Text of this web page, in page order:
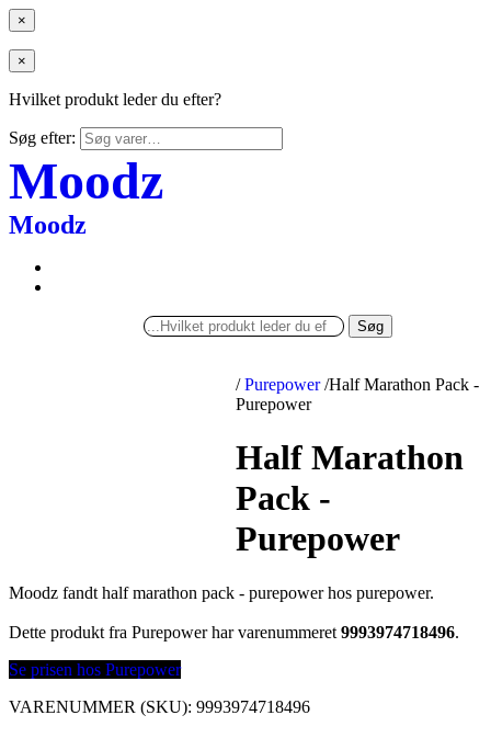
×
×
Hvilket produkt leder du efter?
Søg efter:
Moodz
Moodz
Søg
/ Purepower /Half Marathon Pack -
Purepower
Half Marathon
Pack -
Purepower
Moodz fandt half marathon pack - purepower hos purepower.
Dette produkt fra Purepower har varenummeret 9993974718496.
Se prisen hos Purepower
VARENUMMER (SKU): 9993974718496